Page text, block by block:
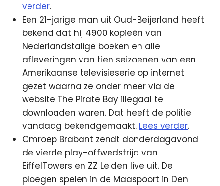
verder.
Een 21-jarige man uit Oud-Beijerland heeft
bekend dat hij 4900 kopieën van
Nederlandstalige boeken en alle
afleveringen van tien seizoenen van een
Amerikaanse televisieserie op internet
gezet waarna ze onder meer via de
website The Pirate Bay illegaal te
downloaden waren. Dat heeft de politie
vandaag bekendgemaakt. Lees verder.
Omroep Brabant zendt donderdagavond
de vierde play-offwedstrijd van
EiffelTowers en ZZ Leiden live uit. De
ploegen spelen in de Maaspoort in Den